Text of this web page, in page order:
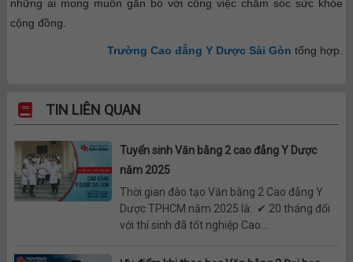
những ai mong muốn gắn bó với công việc chăm sóc sức khỏe
cộng đồng.
Trường Cao đẳng Y Dược Sài Gòn tổng hợp.
TIN LIÊN QUAN
Tuyển sinh Văn bằng 2 cao đẳng Y Dược
năm 2025
Thời gian đào tạo Văn bằng 2 Cao đẳng Y
Dược TPHCM năm 2025 là: ✔ 20 tháng đối
với thí sinh đã tốt nghiệp Cao...